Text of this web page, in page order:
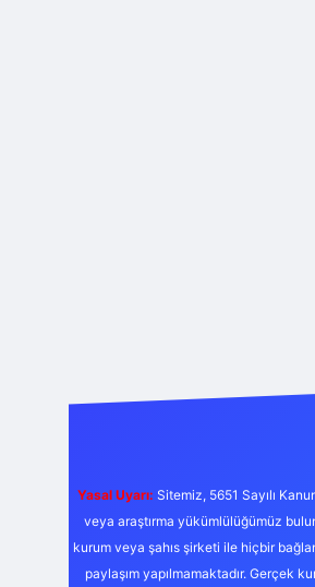
Yasal Uyarı: Sitemiz, 5651 Sayılı
veya araştırma yükümlülüğümüz
kurum veya şahıs şirketi ile hiçbir
paylaşım yapılmamaktadır. Gerçek